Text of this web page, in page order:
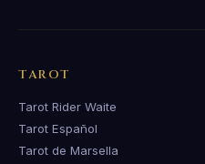
TAROT
Tarot Rider Waite
Tarot Español
Tarot de Marsella